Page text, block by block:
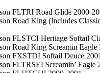
FLTRI Road Glide 2000-
Road King (Includes
FLSTCI Heritage Softail
Road King Screamin Eagle
FXSTDI Softail Deuce 2001
FLTRSEI Screamin’ Eagle